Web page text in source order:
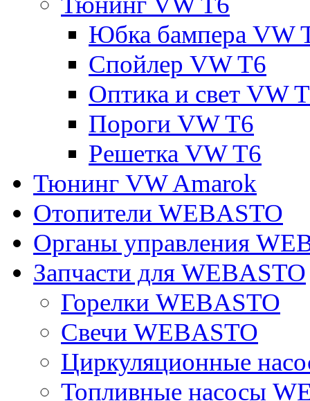
Юбка бампера VW
Спойлер VW T6
Оптика и свет VW
Пороги VW T6
Решетка VW T6
Тюнинг VW Amarok
Отопители WEBASTO
Органы управления
Запчасти для WEBASTO
Горелки WEBASTO
Свечи WEBASTO
Циркуляционные
Топливные насосы